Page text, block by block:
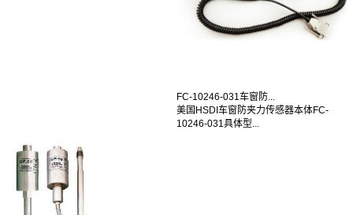
FC-10246-031车窗防...
美国HSDI车窗防夹力传感器本体FC-
10246-031具体型...